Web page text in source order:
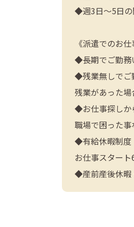
◆週3日～5日の
《派遣でのお
◆長期でご勤務
◆残業無しでご
残業があった
◆お仕事探しか
職場で困った事
◆有給休暇制度
お仕事スター
◆産前産後休暇